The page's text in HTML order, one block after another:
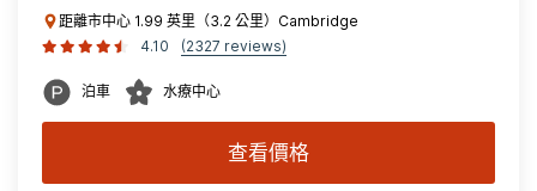
距離市中心 1.99 英里（3.2 公里）Cambridge
4.10
(2327 reviews)
泊車 水療中心
查看價格